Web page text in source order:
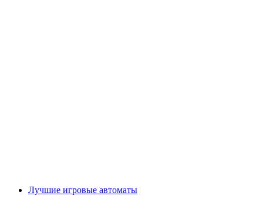
Лучшие игровые автоматы